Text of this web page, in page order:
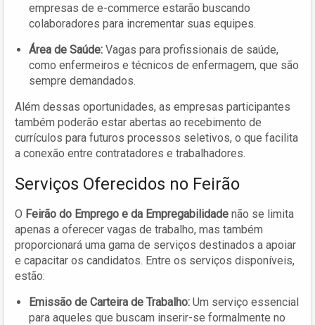
empresas de e-commerce estarão buscando
colaboradores para incrementar suas equipes.
Área de Saúde: Vagas para profissionais de saúde,
como enfermeiros e técnicos de enfermagem, que são
sempre demandados.
Além dessas oportunidades, as empresas participantes
também poderão estar abertas ao recebimento de
currículos para futuros processos seletivos, o que facilita
a conexão entre contratadores e trabalhadores.
Serviços Oferecidos no Feirão
O Feirão do Emprego e da Empregabilidade não se limita
apenas a oferecer vagas de trabalho, mas também
proporcionará uma gama de serviços destinados a apoiar
e capacitar os candidatos. Entre os serviços disponíveis,
estão:
Emissão de Carteira de Trabalho: Um serviço essencial
para aqueles que buscam inserir-se formalmente no